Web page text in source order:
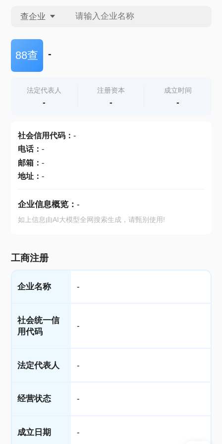
查企业
查企业
查产地
88查 -
法定代表人
-
注册资本
-
成立时间
-
社会信用代码： -
电话： -
邮箱： -
地址： -
企业信息概览： -
如上信息由AI大模型全网搜索生成，请甄别使用!
工商注册
企业名称 -
社会统一信
用代码
-
法定代表人 -
经营状态 -
成立日期 -